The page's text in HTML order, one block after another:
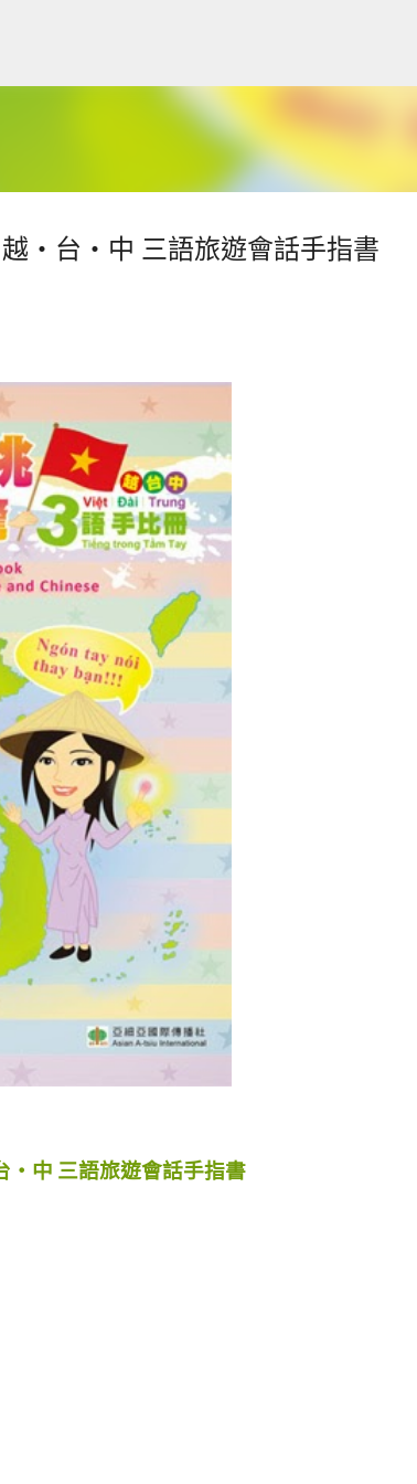
越‧台‧中 三語旅遊會話手指書
中 三語旅遊會話手指書